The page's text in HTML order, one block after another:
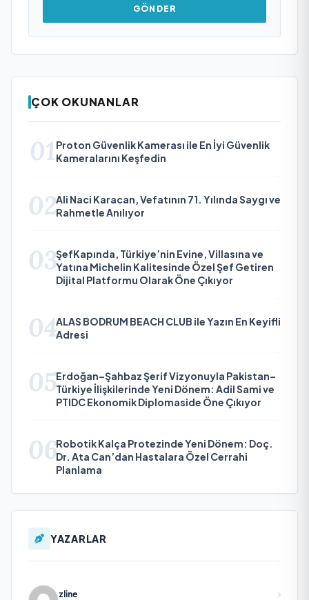
GÖNDER
ÇOK OKUNANLAR
01 Proton Güvenlik Kamerası ile En İyi Güvenlik
Kameralarını Keşfedin
02Ali Naci Karacan, Vefatının 71. Yılında Saygı ve
Rahmetle Anılıyor
03ŞefKapında, Türkiye’nin Evine, Villasına ve
Yatına Michelin Kalitesinde Özel Şef Getiren
Dijital Platformu Olarak Öne Çıkıyor
04ALAS BODRUM BEACH CLUB ile Yazın En Keyifli
Adresi
05Erdoğan–Şahbaz Şerif Vizyonuyla Pakistan–
Türkiye İlişkilerinde Yeni Dönem: Adil Sami ve
PTIDC Ekonomik Diplomaside Öne Çıkıyor
06Robotik Kalça Protezinde Yeni Dönem: Doç.
Dr. Ata Can’dan Hastalara Özel Cerrahi
Planlama
YAZARLAR
zline